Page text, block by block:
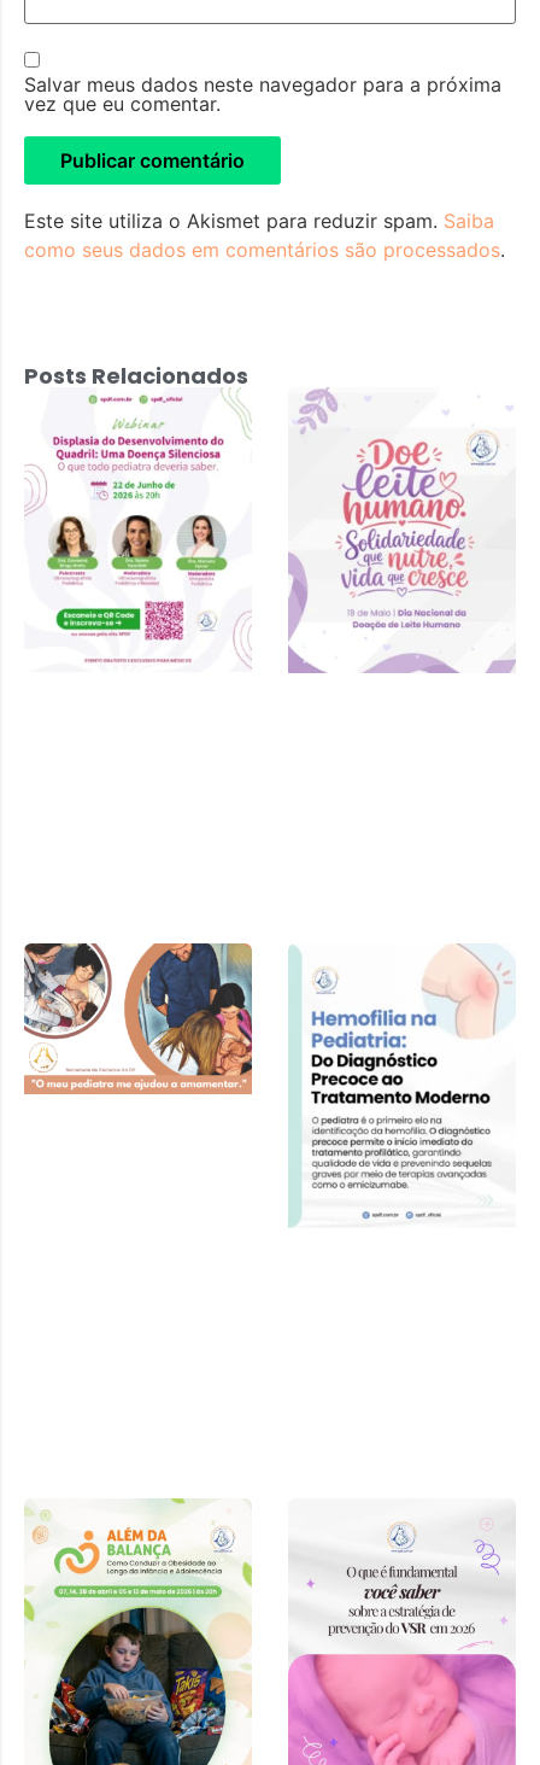
Salvar meus dados neste navegador para a próxima
vez que eu comentar.
Este site utiliza o Akismet para reduzir spam. Saiba
como seus dados em comentários são processados.
Posts Relacionados
Displasia do
Desenvolvimento
do Quadril: Uma
Silenciosa – 22
de junho 2026 às
Cartilha SPDF –
Pediatra e
Amamentação
Conduzir a
Obesidade ao
Longo da
Infância e
Adolescência”